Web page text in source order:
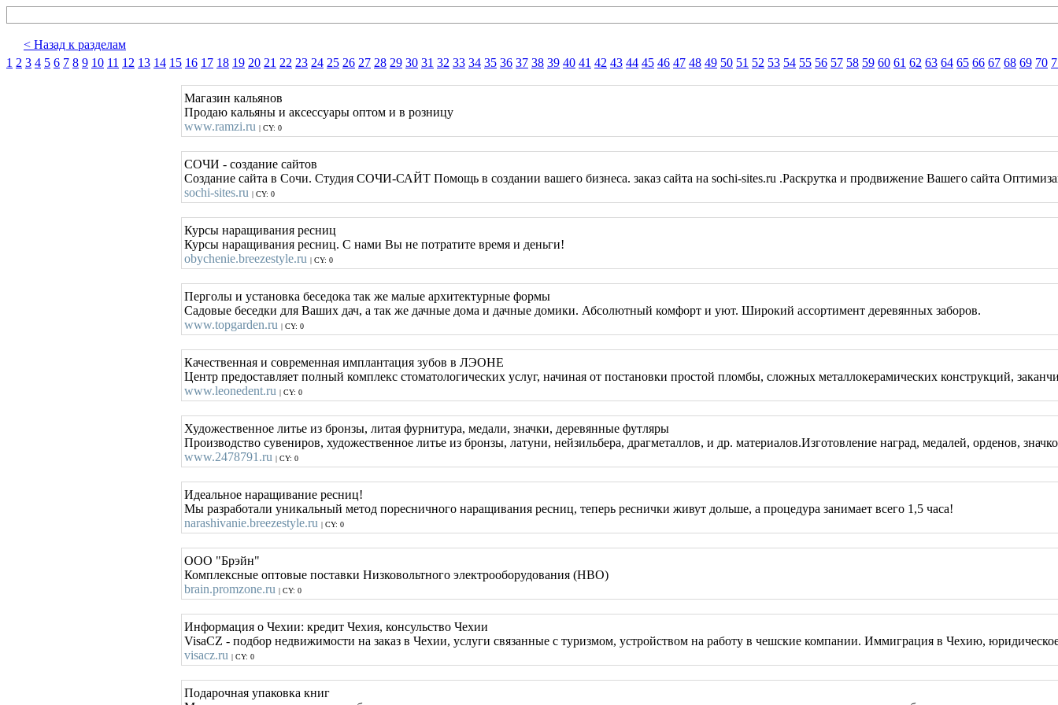
< Назад к разделам
1 2 3 4 5 6 7 8 9 10 11 12 13 14 15 16 17 18 19 20 21 22 23 24 25 26 27 28 29 30 31 32 33 34 35 36 37 38 39 40 41 42 43 44 45 46 47 48 49 50 51 52 53 54 55 56 57 58 59 60 61 62 63 64 65 66 67 68 69 70
Магазин кальянов
Продаю кальяны и аксессуары оптом и в розницу
www.ramzi.ru | CY: 0
СОЧИ - создание сайтов
Создание сайта в Сочи. Студия СОЧИ-САЙТ Помощь в создании вашего бизнеса. заказ сайта на sochi-sites.ru .Раскрутка и продвижение Вашего сайта
sochi-sites.ru | CY: 0
Курсы наращивания ресниц
Курсы наращивания ресниц. С нами Вы не потратите время и деньги!
obychenie.breezestyle.ru | CY: 0
Перголы и установка беседока так же малые архитектурные формы
Садовые беседки для Ваших дач, а так же дачные дома и дачные домики. Абсолютный комфорт и уют. Широкий ассортимент деревянных заборов.
www.topgarden.ru | CY: 0
Качественная и современная имплантация зубов в ЛЭОНЕ
Центр предоставляет полный комплекс стоматологических услуг, начиная от постановки простой пломбы, сложных металлокерамических конструкций,
www.leonedent.ru | CY: 0
Художественное литье из бронзы, литая фурнитура, медали, значки, деревянные футляры
Производство сувениров, художественное литье из бронзы, латуни, нейзильбера, драгметаллов, и др. материалов.Изготовление наград, медалей, орденов,
www.2478791.ru | CY: 0
Идеальное наращивание ресниц!
Мы разработали уникальный метод поресничного наращивания ресниц, теперь реснички живут дольше, а процедура занимает всего 1,5 часа!
narashivanie.breezestyle.ru | CY: 0
ООО "Брэйн"
Комплексные оптовые поставки Низковольтного электрооборудования (НВО)
brain.promzone.ru | CY: 0
Информация о Чехии: кредит Чехия, консульство Чехии
VisaCZ - подбор недвижимости на заказ в Чехии, услуги связанные с туризмом, устройством на работу в чешские компании. Иммиграция в Чехию,
visacz.ru | CY: 0
Подарочная упаковка книг